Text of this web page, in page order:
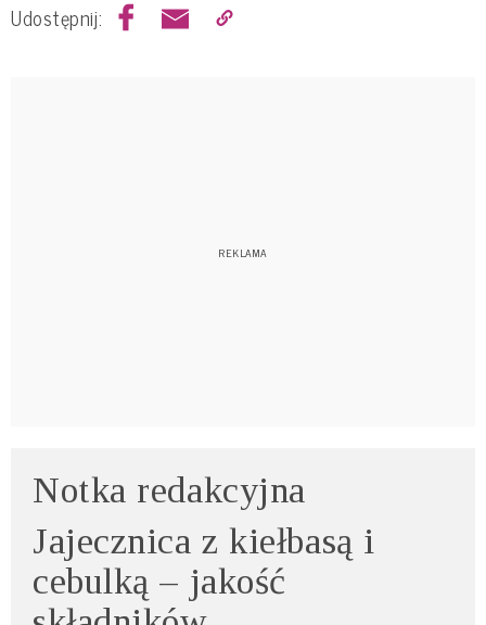
Udostępnij:
Notka redakcyjna
Jajecznica z kiełbasą i
cebulką – jakość